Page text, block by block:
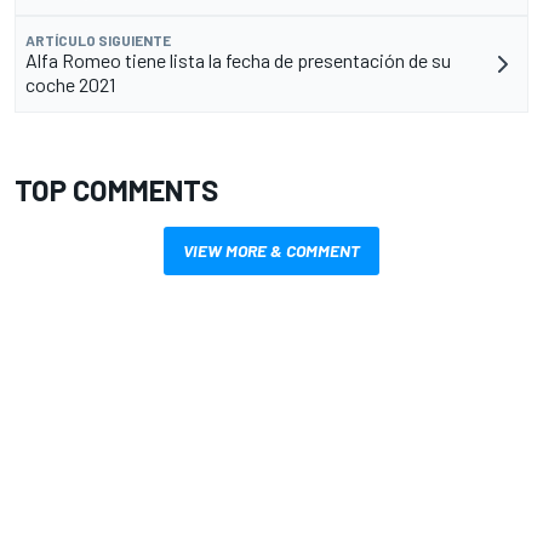
ARTÍCULO SIGUIENTE
Alfa Romeo tiene lista la fecha de presentación de su
coche 2021
TOP COMMENTS
VIEW MORE & COMMENT